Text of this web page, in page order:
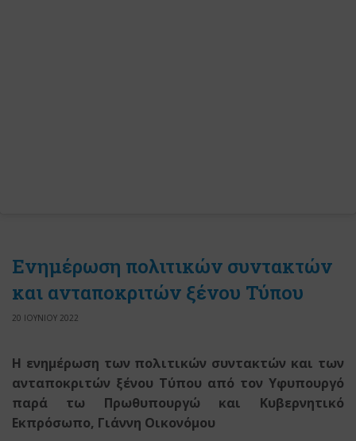
Ενημέρωση πολιτικών συντακτών
και ανταποκριτών ξένου Τύπου
20 ΙΟΥΝΙΟΥ 2022
Η ενημέρωση των πολιτικών συντακτών και των
ανταποκριτών ξένου Τύπου από τον Υφυπουργό
παρά τω Πρωθυπουργώ και Κυβερνητικό
Εκπρόσωπο, Γιάννη Οικονόμου